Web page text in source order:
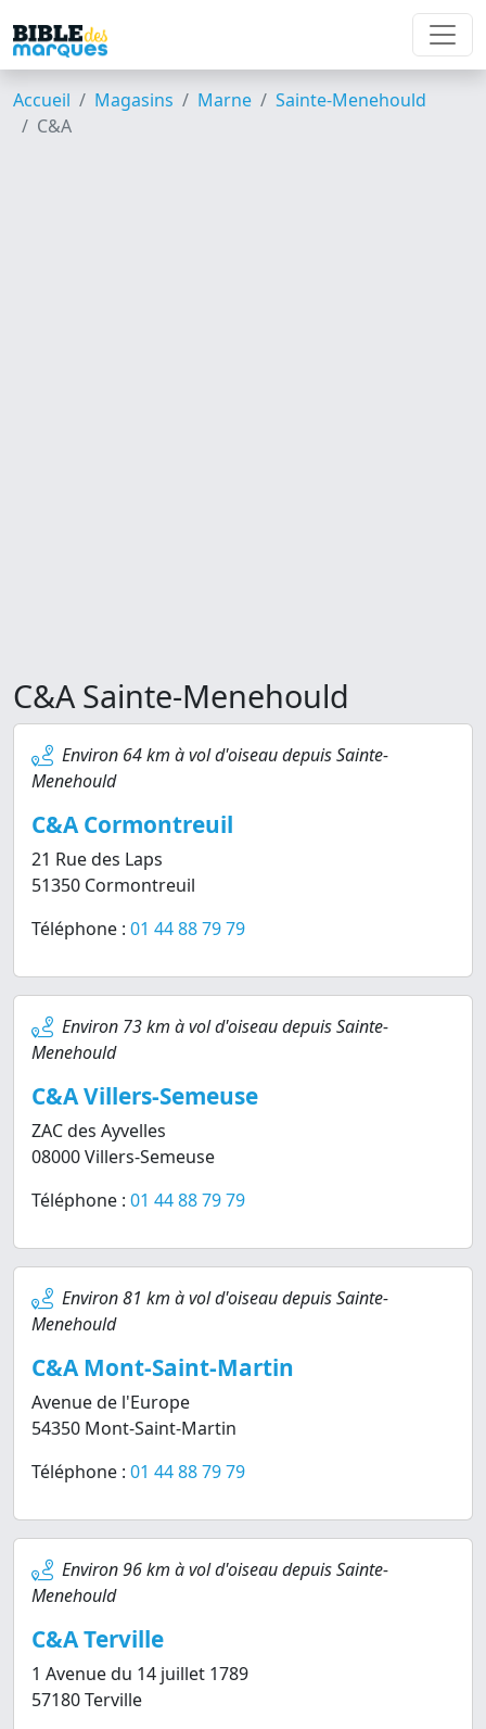
Accueil Magasins Marne
Sainte-Menehould
C&A
C&A Sainte-Menehould
Environ 64 km à vol d'oiseau depuis Sainte-
Menehould
C&A Cormontreuil
21 Rue des Laps
51350 Cormontreuil
Téléphone : 01 44 88 79 79
Environ 73 km à vol d'oiseau depuis Sainte-
Menehould
C&A Villers-Semeuse
ZAC des Ayvelles
08000 Villers-Semeuse
Téléphone : 01 44 88 79 79
Environ 81 km à vol d'oiseau depuis Sainte-
Menehould
C&A Mont-Saint-Martin
Avenue de l'Europe
54350 Mont-Saint-Martin
Téléphone : 01 44 88 79 79
Environ 96 km à vol d'oiseau depuis Sainte-
Menehould
C&A Terville
1 Avenue du 14 juillet 1789
57180 Terville